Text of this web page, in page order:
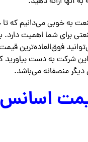
به خوبی می‌دانیم که تا
برای شما اهمیت دارد.
فوق‌العاده‌ترین
شرکت به دست بیاورید
منصفانه می‌باشد.
اسانس